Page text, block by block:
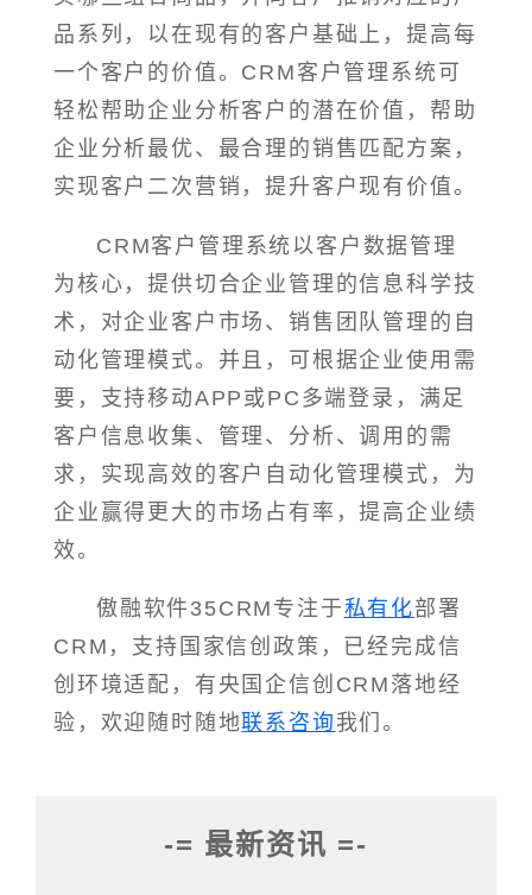
品系列，以在现有的客户基础上，提高每
一个客户的价值。CRM客户管理系统可
轻松帮助企业分析客户的潜在价值，帮助
企业分析最优、最合理的销售匹配方案，
实现客户二次营销，提升客户现有价值。
CRM客户管理系统以客户数据管理
为核心，提供切合企业管理的信息科学技
术，对企业客户市场、销售团队管理的自
动化管理模式。并且，可根据企业使用需
要，支持移动APP或PC多端登录，满足
客户信息收集、管理、分析、调用的需
求，实现高效的客户自动化管理模式，为
企业赢得更大的市场占有率，提高企业绩
效。
傲融软件35CRM专注于私有化部署
CRM，支持国家信创政策，已经完成信
创环境适配，有央国企信创CRM落地经
验，欢迎随时随地联系咨询 我们。
-= 最新资讯 =-